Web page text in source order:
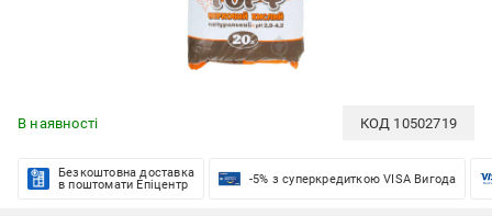
В наявності КОД 10502719
Безкоштовна доставка
в поштомати Епіцентр
-5% з суперкредиткою VISA Вигода